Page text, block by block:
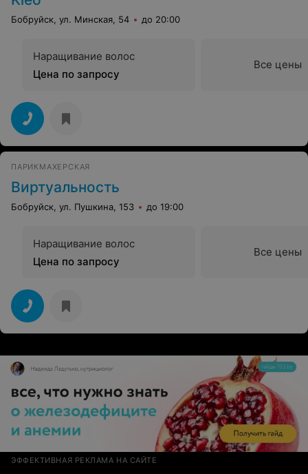
Бобруйск, ул. Минская, 54 до 20:00
Наращивание волос
Цена по запросу
Все цены
ПАРИКМАХЕРСКАЯ
Виртуальность
Бобруйск, ул. Пушкина, 153 до 19:00
Наращивание волос
Цена по запросу
Все цены
ЭФФЕКТИВНАЯ РЕКЛАМА НА САЙТЕ